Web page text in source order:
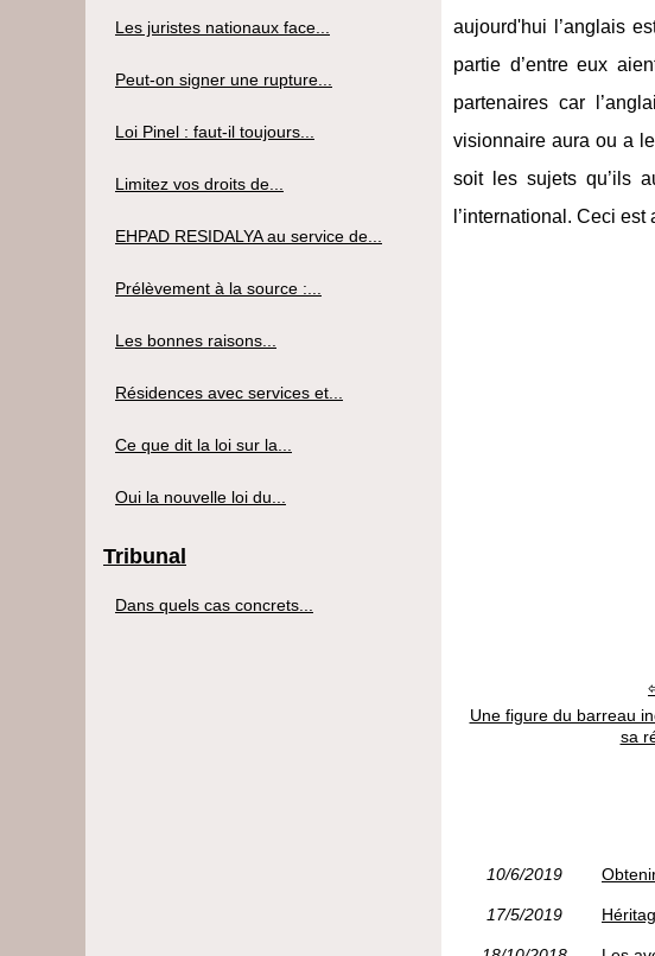
aujourd'hui l’anglais
partie d’entre eux
partenaires car
visionnaire aura ou a
soit les sujets qu’ils
l’international. Ceci
Une figure du barreau
sa
10/6/2019
17/5/2019
Les juristes nationaux face...
Peut-on signer une rupture...
Loi Pinel : faut-il toujours...
Limitez vos droits de...
EHPAD RESIDALYA au service de...
Prélèvement à la source :...
Les bonnes raisons...
Résidences avec services et...
Ce que dit la loi sur la...
Oui la nouvelle loi du...
Tribunal
Dans quels cas concrets...